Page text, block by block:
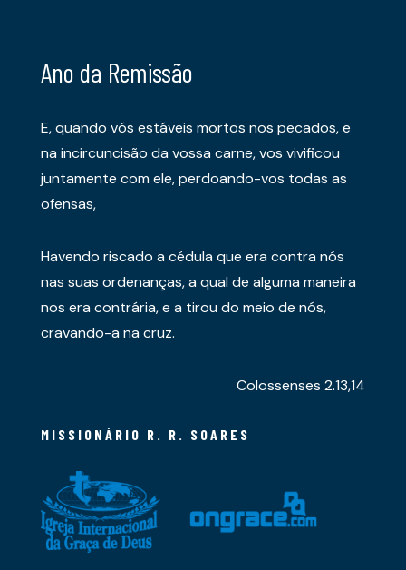
Ano da Remissão
E, quando vós estáveis mortos nos pecados, e
na incircuncisão da vossa carne, vos vivificou
juntamente com ele, perdoando-vos todas as
ofensas,
Havendo riscado a cédula que era contra nós
nas suas ordenanças, a qual de alguma maneira
nos era contrária, e a tirou do meio de nós,
cravando-a na cruz.
Colossenses 2.13,14
MISSIONÁRIO R. R. SOARES